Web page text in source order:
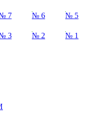
7 № 6 № 5
3 № 2 № 1